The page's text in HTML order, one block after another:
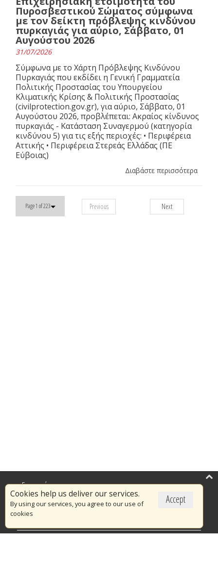
Πυροσβεστικού Σώματος σύμφωνα
με τον δείκτη πρόβλεψης κινδύνου
πυρκαγιάς για αύριο, Σάββατο, 01
Αυγούστου 2026
31/07/2026
Σύμφωνα με το Χάρτη Πρόβλεψης Κινδύνου
Πυρκαγιάς που εκδίδει η Γενική Γραμματεία
Πολιτικής Προστασίας του Υπουργείου
Κλιματικής Κρίσης & Πολιτικής Προστασίας
(civilprotection.gov.gr), για αύριο, Σάββατο, 01
Αυγούστου 2026, προβλέπεται: Ακραίος κίνδυνος
πυρκαγιάς - Κατάσταση Συναγερμού (κατηγορία
κινδύνου 5) για τις εξής περιοχές: • Περιφέρεια
Αττικής • Περιφέρεια Στερεάς Ελλάδας (ΠΕ
Εύβοιας)
Διαβάστε περισσότερα
Page 1 of 223 Previous Next
Accept
Cookies help us deliver our services.
By using our services, you agree to our use of
cookies
Επικαιρότητα
Το Πυροσβεστικό Σώμα